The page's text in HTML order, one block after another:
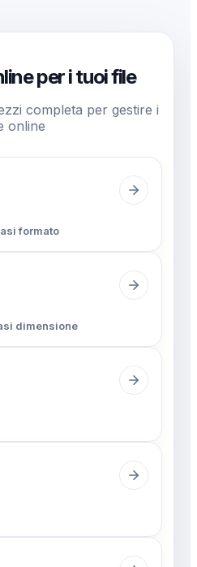
per i tuoi file
completa per gestire i
online
formato
dimensione